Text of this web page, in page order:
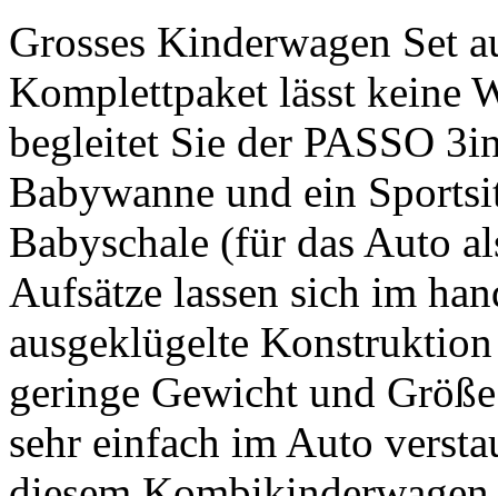
Grosses Kinderwagen Set
Komplettpaket lässt keine
begleitet Sie der PASSO
Babywanne und ein
Babyschale (für das Auto
Aufsätze lassen sich im
ausgeklügelte
geringe Gewicht und
sehr einfach im Auto